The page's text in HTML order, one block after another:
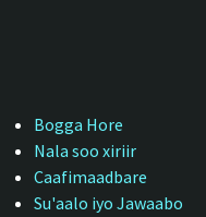
Bogga Hore
Nala soo xiriir
Caafimaadbare
Su'aalo iyo Jawaabo